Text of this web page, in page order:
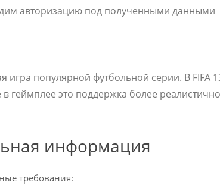
авторизацию под полученными данными
игра популярной футбольной серии. В
геймплее это поддержка более
информация
требования: